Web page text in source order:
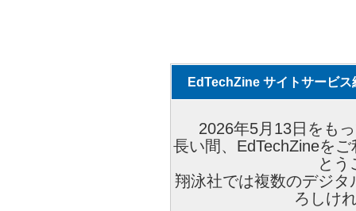
EdTechZine サイトサービス
2026年5月13日をも
長い間、EdTechZineを
とう
翔泳社では複数のデジ
ろしけ